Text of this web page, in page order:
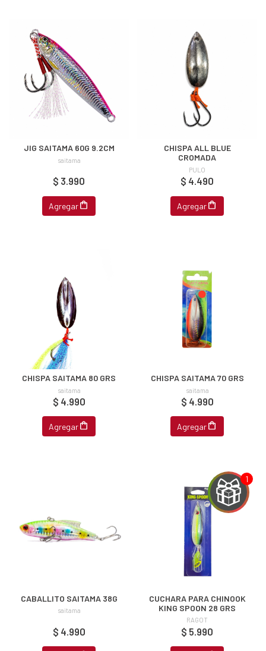
JIG SAITAMA 60G 9.2CM
saitama
$ 3.990
Agregar
CHISPA ALL BLUE
CROMADA
PULO
$ 4.490
Agregar
CHISPA SAITAMA 80 GRS
saitama
$ 4.990
Agregar
CHISPA SAITAMA 70 GRS
saitama
$ 4.990
Agregar
CABALLITO SAITAMA 38G
saitama
$ 4.990
CUCHARA PARA CHINOOK
KING SPOON 28 GRS
RAGOT
$ 5.990